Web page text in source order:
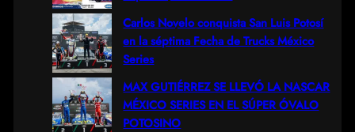
Carlos Novelo conquista San Luis Potosí
en la séptima Fecha de Trucks México
Series
MAX GUTIÉRREZ SE LLEVÓ LA NASCAR
MÉXICO SERIES EN EL SÚPER ÓVALO
POTOSINO